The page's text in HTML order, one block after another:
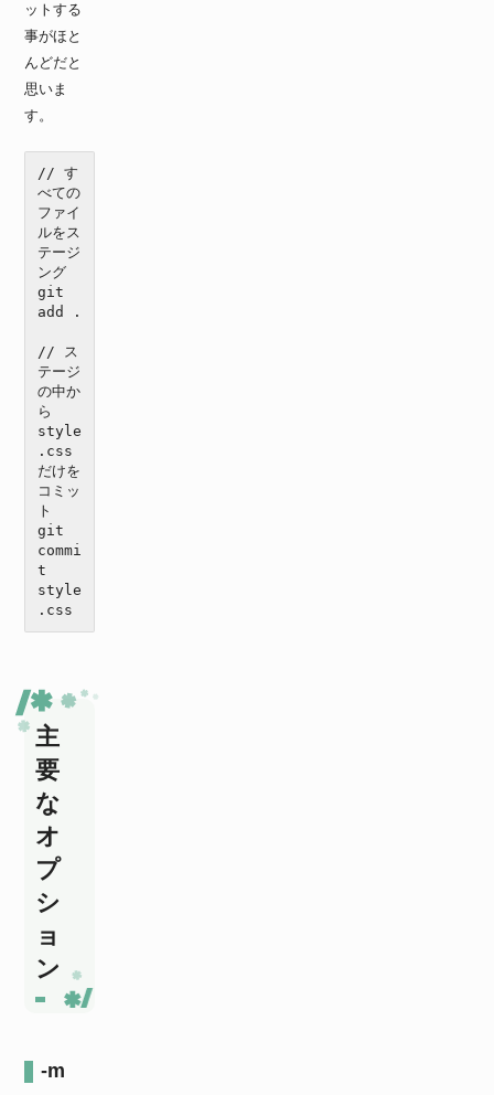
ットする
事がほと
んどだと
思いま
す。
// す
べての
ファイ
ルをス
テージ
ング
git
add .
// ス
テージ
の中か
ら
style
.css
だけを
コミッ
ト
git
commi
t
style
.css
主
要
な
オ
プ
シ
ョ
ン
-m